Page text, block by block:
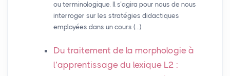
ou terminologique. Il s’agira pour nous de nous
interroger sur les stratégies didactiques
employées dans un cours (…)
Du traitement de la morphologie à
l’apprentissage du lexique L2 :